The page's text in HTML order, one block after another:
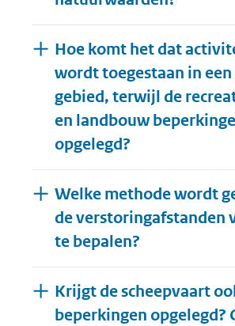
Hoe komt het dat
wordt toegestaan in
gebied, terwijl de
en landbouw
opgelegd?
Welke methode wordt
de verstoringafstanden
te bepalen?
Krijgt de scheepvaart
beperkingen opgelegd?